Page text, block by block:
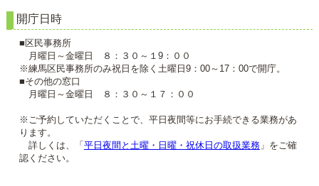
開庁日時
■区民事務所
月曜日～金曜日 ８：３０～１9：００
※練馬区民事務所のみ祝日を除く土曜日9：00～17：00で開庁。
■その他の窓口
月曜日～金曜日 ８：３０～１７：００
※ご予約していただくことで、平日夜間等にお手続できる業務があ
ります。
詳しくは、「 平日夜間と土曜・日曜・祝休日の取扱業務」をご確
認ください。